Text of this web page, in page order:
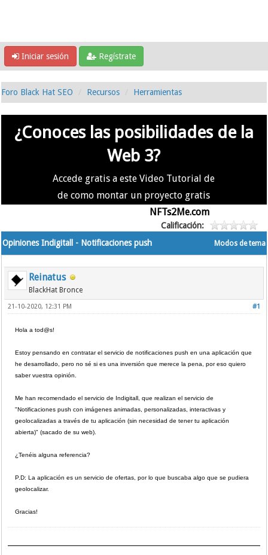
Iniciar sesión Regístrate
Foro Black Hat SEO Recursos Herramientas
¿Conoces las posibilidades de la
Web 3?
Accede gratis a este Video Tutorial de
de como montar un proyecto gratis
NFTs2Me.com
Calificación:
Modos de tema
Opiniones Indigitall - Notificaciones push
Reinatus
BlackHat Bronce
#1
21-10-2020, 12:31 PM
Hola a tod@s!
Estoy pensando en contratar el servicio de notificaciones push en una aplicación que
he desarrollado, pero no sé si es una inversión que merece la pena, por eso quiero
saber vuestra opinión.
Me han recomendado el servicio de Indigitall, que realizan el servicio de
"Notificaciones push con imágenes animadas, personalizadas, interactivas y
geolocalizadas a través de tu aplicación (sin necesidad de tener tu aplicación
abierta)" (sacado de su web).
¿Tenéis alguna referencia?
P.D: La aplicación es un servicio de ofertas, por lo que buscaba algo que se pudiera
geolocalizar.
Gracias!